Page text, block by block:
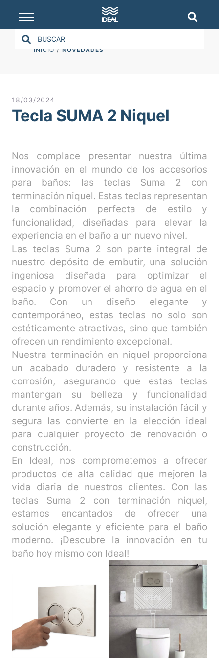
INICIO NOVEDADES
18/03/2024
Tecla SUMA 2 Niquel
Nos complace presentar nuestra última
innovación en el mundo de los accesorios
para baños: las teclas Suma 2 con
terminación niquel. Estas teclas representan
la combinación perfecta de estilo y
funcionalidad, diseñadas para elevar la
experiencia en el baño a un nuevo nivel.
Las teclas Suma 2 son parte integral de
nuestro depósito de embutir, una solución
ingeniosa diseñada para optimizar el
espacio y promover el ahorro de agua en el
baño. Con un diseño elegante y
contemporáneo, estas teclas no solo son
estéticamente atractivas, sino que también
ofrecen un rendimiento excepcional.
Nuestra terminación en niquel proporciona
un acabado duradero y resistente a la
corrosión, asegurando que estas teclas
mantengan su belleza y funcionalidad
durante años. Además, su instalación fácil y
segura las convierte en la elección ideal
para cualquier proyecto de renovación o
construcción.
En Ideal, nos comprometemos a ofrecer
productos de alta calidad que mejoren la
vida diaria de nuestros clientes. Con las
teclas Suma 2 con terminación niquel,
estamos encantados de ofrecer una
solución elegante y eficiente para el baño
moderno. ¡Descubre la innovación en tu
baño hoy mismo con Ideal!